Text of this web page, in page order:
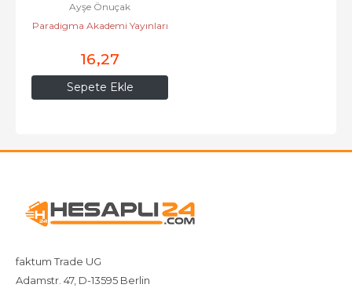
Sepete Ekle
Ele Geçirme ve Sanatın...
Ayşe Önuçak
Paradigma Akademi Yayınları
16,27
faktum Trade UG
Adamstr. 47, D-13595 Berlin